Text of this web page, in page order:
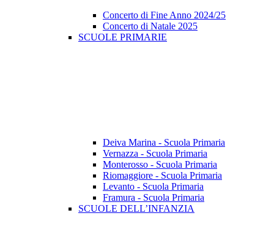
Concerto di Fine Anno 2024/25
Concerto di Natale 2025
SCUOLE PRIMARIE
Deiva Marina - Scuola Primaria
Vernazza - Scuola Primaria
Monterosso - Scuola Primaria
Riomaggiore - Scuola Primaria
Levanto - Scuola Primaria
Framura - Scuola Primaria
SCUOLE DELL’INFANZIA